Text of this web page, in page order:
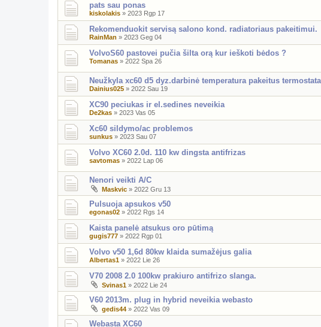
pats sau ponas
kiskolakis » 2023 Rgp 17
Rekomenduokit servisą salono kond. radiatoriaus pakeitimui.
RainMan » 2023 Geg 04
VolvoS60 pastovei pučia šilta orą kur ieškoti bėdos ?
Tomanas » 2022 Spa 26
Neužkyla xc60 d5 dyz.darbinė temperatura pakeitus termostata
Dainius025 » 2022 Sau 19
XC90 peciukas ir el.sedines neveikia
De2kas » 2023 Vas 05
Xc60 sildymo/ac problemos
sunkus » 2023 Sau 07
Volvo XC60 2.0d. 110 kw dingsta antifrizas
savtomas » 2022 Lap 06
Nenori veikti A/C
Maskvic » 2022 Gru 13
Pulsuoja apsukos v50
egonas02 » 2022 Rgs 14
Kaista panelė atsukus oro pūtimą
gugis777 » 2022 Rgp 01
Volvo v50 1,6d 80kw klaida sumažėjus galia
Albertas1 » 2022 Lie 26
V70 2008 2.0 100kw prakiuro antifrizo slanga.
Svinas1 » 2022 Lie 24
V60 2013m. plug in hybrid neveikia webasto
gedis44 » 2022 Vas 09
Webasta XC60